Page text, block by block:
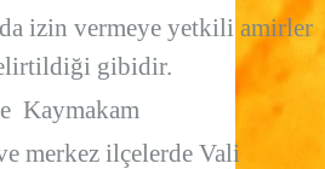
izin vermeye yetkili amirler
gibidir.
Kaymakam
merkez ilçelerde Vali